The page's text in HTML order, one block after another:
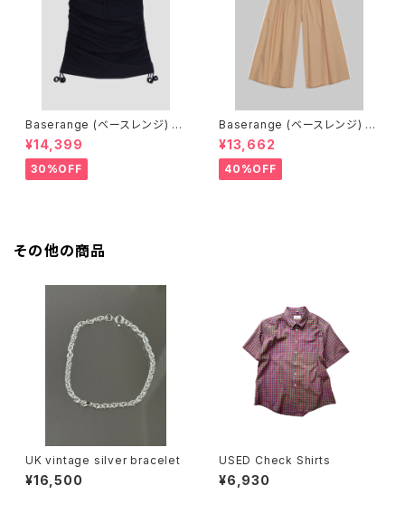
Baserange (ベースレンジ) PI
CTORIAL SKIRT (BLACK)
¥14,399
30%OFF
Baserange (ベースレンジ) C
ABLE PANTS (MARBLE BRO
WN)
¥13,662
40%OFF
その他の商品
UK vintage silver bracelet
¥16,500
USED Check Shirts
¥6,930